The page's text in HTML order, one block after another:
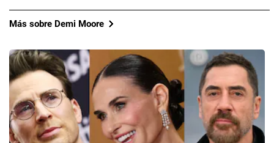
Más sobre Demi Moore